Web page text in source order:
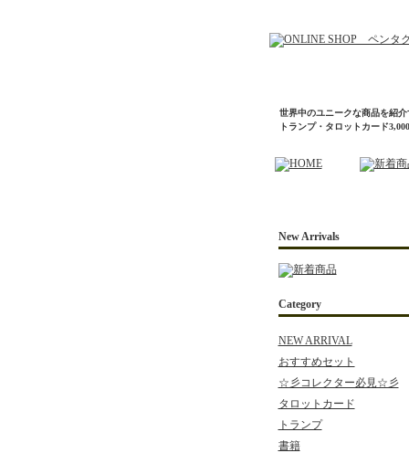
世界中のユニークな商品を紹
トランプ・タロットカード
New Arrivals
Category
NEW ARRIVAL
おすすめセット
☆彡コレクター必見☆彡
タロットカード
トランプ
書籍